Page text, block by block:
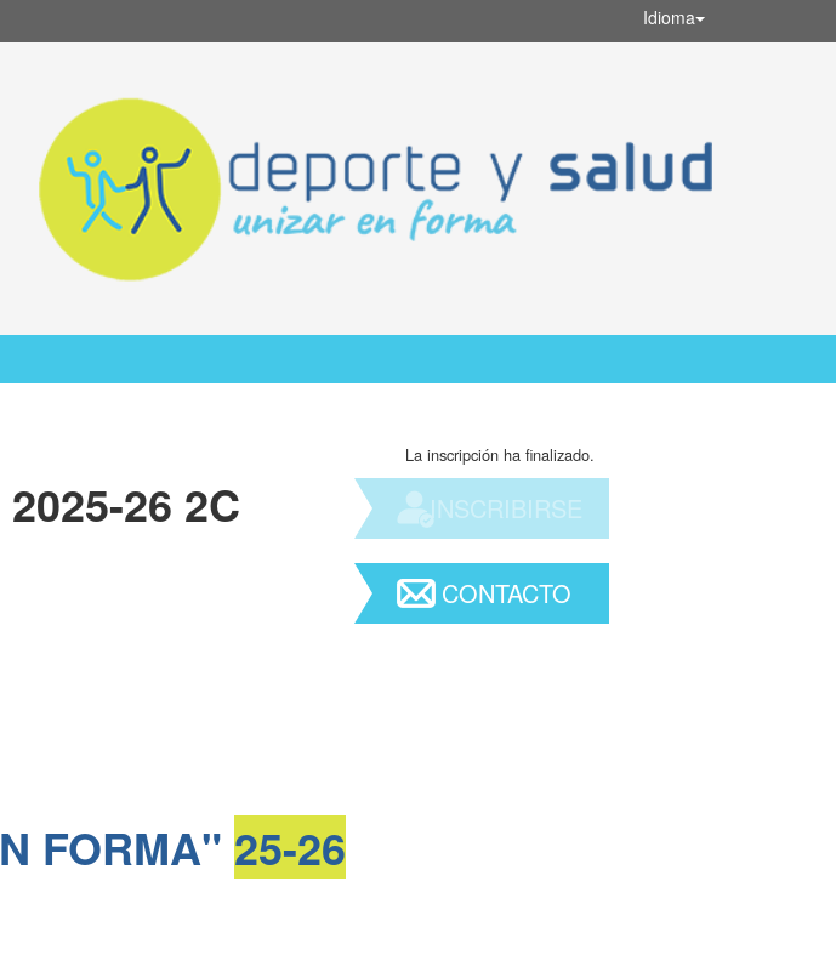
Idioma
26 2C
La inscripción ha finalizado.
INSCRIBIRSE
CONTACTO
FORMA" 25-26